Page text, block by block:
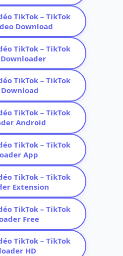
TikTok – TikTok
Download
TikTok – TikTok
TikTok – TikTok
TikTok – TikTok
Android
TikTok – TikTok
App
TikTok – TikTok
Extension
TikTok – TikTok
Free
TikTok – TikTok
HD